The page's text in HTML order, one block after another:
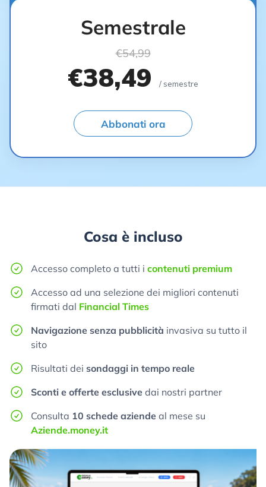
Semestrale
€54,99
€38,49 / semestre
Abbonati ora
Cosa è incluso
Accesso completo a tutti i contenuti premium
Accesso ad una selezione dei migliori contenuti
firmati dal Financial Times
Navigazione senza pubblicità invasiva su tutto il
sito
Risultati dei sondaggi in tempo reale
Sconti e offerte esclusive dai nostri partner
Consulta 10 schede aziende al mese su
Aziende.money.it